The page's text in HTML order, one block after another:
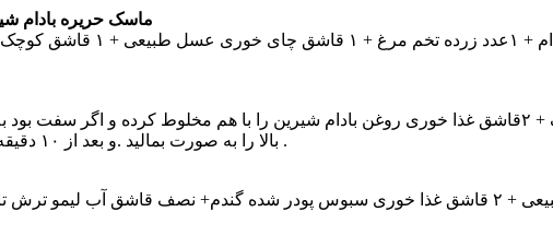
ماسک حریره بادام
۲ قاشق غذا خوری شیر خشک + ۲قاشق غذا خوری روغن بادام شیرین را با هم مخلوط
بالا را به صورت بمالید .و بعد از ۱۰ دقیقه مواد مغذی شیر خشک جذب پوست می شود و پوست حالت نرم و لطیف می گیرد .